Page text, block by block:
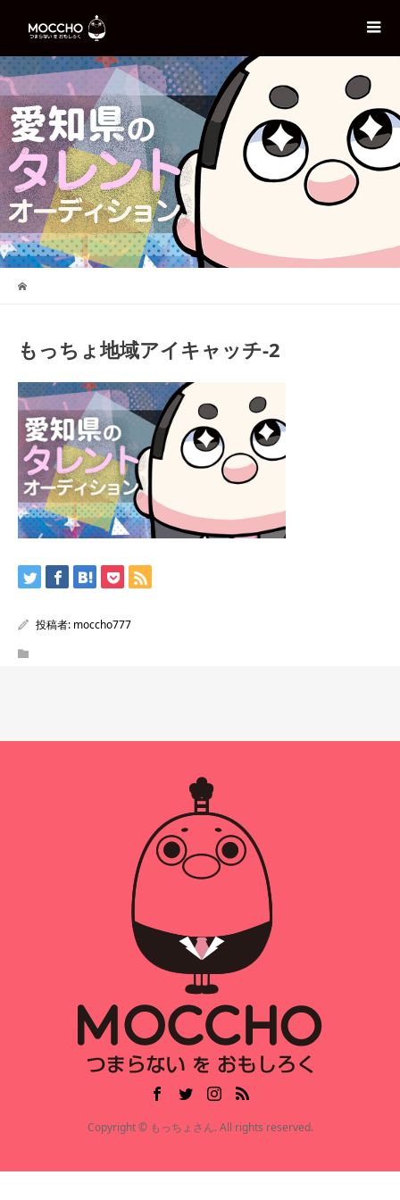
もっちょ地域アイキャッチ-2
投稿者: moccho777
Copyright © もっちょさん. All rights reserved.